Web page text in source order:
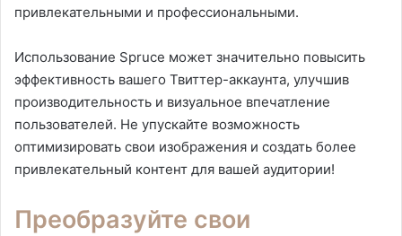
привлекательными и профессиональными.
Использование Spruce может значительно повысить
эффективность вашего Твиттер-аккаунта, улучшив
производительность и визуальное впечатление
пользователей. Не упускайте возможность
оптимизировать свои изображения и создать более
привлекательный контент для вашей аудитории!
Преобразуйте свои